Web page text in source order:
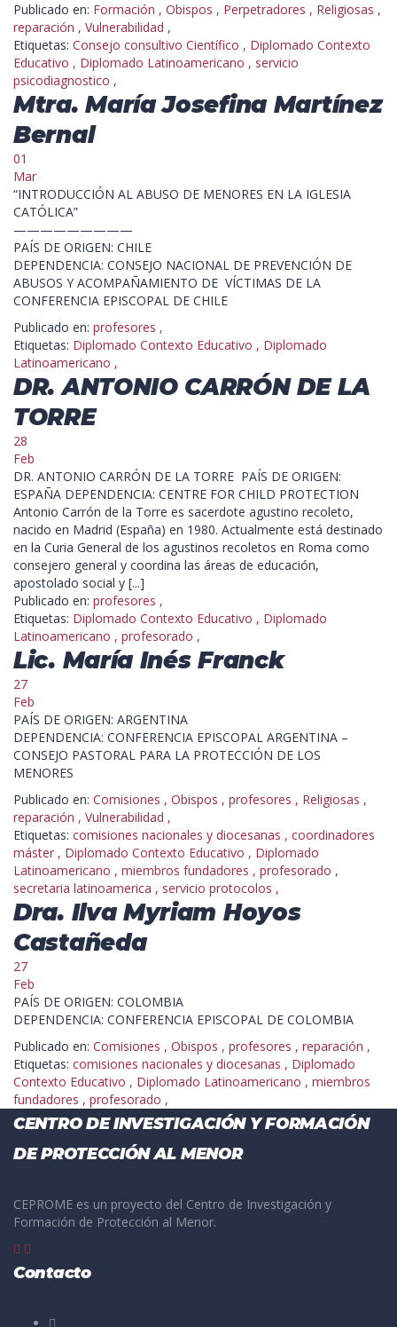
Publicado en: Formación , Obispos , Perpetradores , Religiosas ,
reparación , Vulnerabilidad ,
Etiquetas: Consejo consultivo Científico , Diplomado Contexto
Educativo , Diplomado Latinoamericano , servicio
psicodiagnostico ,
Mtra. María Josefina Martínez
Bernal
01
Mar
“INTRODUCCIÓN AL ABUSO DE MENORES EN LA IGLESIA
CATÓLICA”
—————————
PAÍS DE ORIGEN: CHILE
DEPENDENCIA: CONSEJO NACIONAL DE PREVENCIÓN DE
ABUSOS Y ACOMPAÑAMIENTO DE VÍCTIMAS DE LA
CONFERENCIA EPISCOPAL DE CHILE
Publicado en: profesores ,
Etiquetas: Diplomado Contexto Educativo , Diplomado
Latinoamericano ,
DR. ANTONIO CARRÓN DE LA
TORRE
28
Feb
DR. ANTONIO CARRÓN DE LA TORRE PAÍS DE ORIGEN:
ESPAÑA DEPENDENCIA: CENTRE FOR CHILD PROTECTION
Antonio Carrón de la Torre es sacerdote agustino recoleto,
nacido en Madrid (España) en 1980. Actualmente está destinado
en la Curia General de los agustinos recoletos en Roma como
consejero general y coordina las áreas de educación,
apostolado social y [...]
Publicado en: profesores ,
Etiquetas: Diplomado Contexto Educativo , Diplomado
Latinoamericano , profesorado ,
Lic. María Inés Franck
27
Feb
PAÍS DE ORIGEN: ARGENTINA
DEPENDENCIA: CONFERENCIA EPISCOPAL ARGENTINA –
CONSEJO PASTORAL PARA LA PROTECCIÓN DE LOS
MENORES
Publicado en: Comisiones , Obispos , profesores , Religiosas ,
reparación , Vulnerabilidad ,
Etiquetas: comisiones nacionales y diocesanas , coordinadores
máster , Diplomado Contexto Educativo , Diplomado
Latinoamericano , miembros fundadores , profesorado ,
secretaria latinoamerica , servicio protocolos ,
Dra. Ilva Myriam Hoyos
Castañeda
27
Feb
PAÍS DE ORIGEN: COLOMBIA
DEPENDENCIA: CONFERENCIA EPISCOPAL DE COLOMBIA
Publicado en: Comisiones , Obispos , profesores , reparación ,
Etiquetas: comisiones nacionales y diocesanas , Diplomado
Contexto Educativo , Diplomado Latinoamericano , miembros
fundadores , profesorado ,
CENTRO DE INVESTIGACIÓN Y FORMACIÓN
DE PROTECCIÓN AL MENOR
CEPROME es un proyecto del Centro de Investigación y
Formación de Protección al Menor.
Contacto